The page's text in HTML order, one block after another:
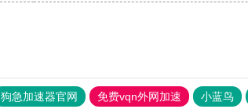
狗急加速器官网 免费vqn外网加速 小蓝鸟